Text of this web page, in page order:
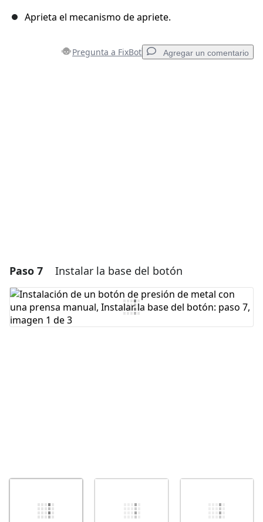
Aprieta el mecanismo de apriete.
Pregunta a FixBot Agregar un comentario
Paso 7 Instalar la base del botón